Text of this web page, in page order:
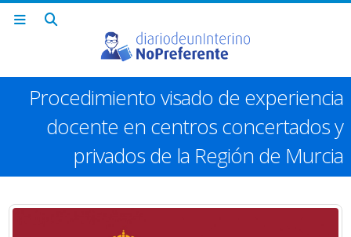
Procedimiento visado de experiencia
docente en centros concertados y
privados de la Región de Murcia